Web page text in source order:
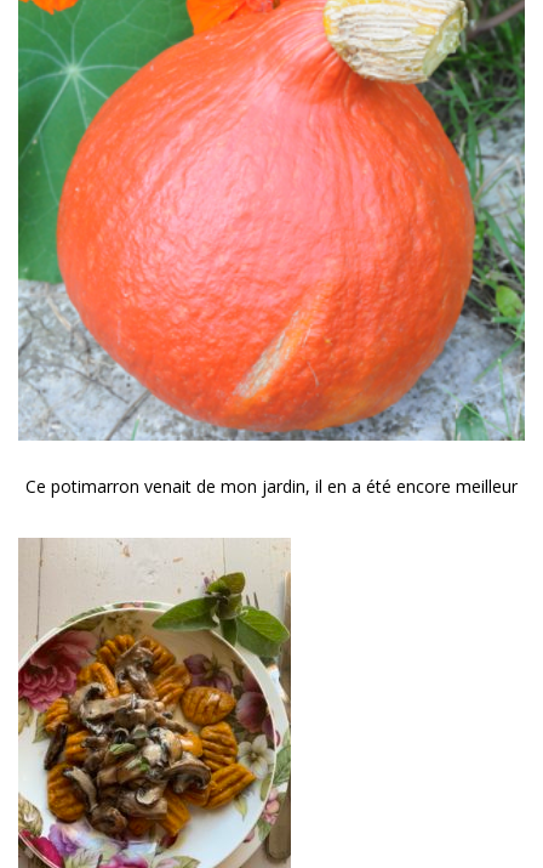
Ce potimarron venait de mon jardin, il en a été encore meilleur